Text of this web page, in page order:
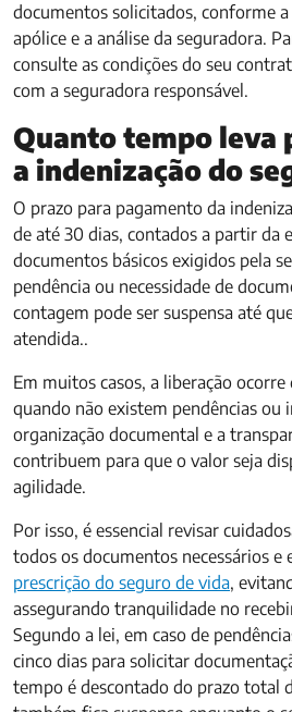
documentos solicitados, conforme
apólice e a análise da seguradora.
consulte as condições do seu
com a seguradora responsável.
Quanto tempo leva
a indenização do
O prazo para pagamento da
de até 30 dias, contados a partir da
documentos básicos exigidos pela
pendência ou necessidade de
contagem pode ser suspensa até
atendida..
Em muitos casos, a liberação
quando não existem pendências ou
organização documental e a
contribuem para que o valor seja
agilidade.
Por isso, é essencial revisar
todos os documentos necessários e
prescrição do seguro de vida,
assegurando tranquilidade no
Segundo a lei, em caso de
cinco dias para solicitar
tempo é descontado do prazo total